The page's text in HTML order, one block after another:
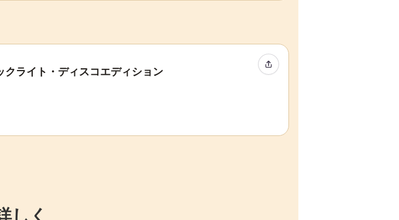
ライト・ディスコエディション イベントをシェア
しく